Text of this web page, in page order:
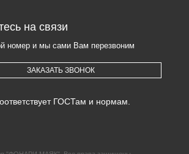
на связи
номер и мы сами Вам перезвоним
ЗАКАЗАТЬ ЗВОНОК
ГОСТам и нормам.